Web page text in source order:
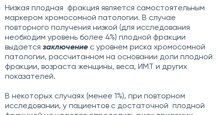
Низкая плодная фракция является самостоятельным
маркером хромосомной патологии. В случае
повторного получения низкой (для исследования
необходим уровень более 4%) плодной фракции
выдается заключение с уровнем риска хромосомной
патологии, рассчитанном на основании доли плодной
фракции, возраста женщины, веса, ИМТ и других
показателей.
В некоторых случаях (менее 1%), при повторном
исследовании, у пациентов с достаточной плодной